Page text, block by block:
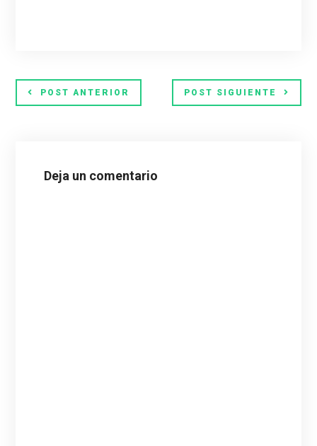
POST ANTERIOR POST SIGUIENTE
Deja un comentario